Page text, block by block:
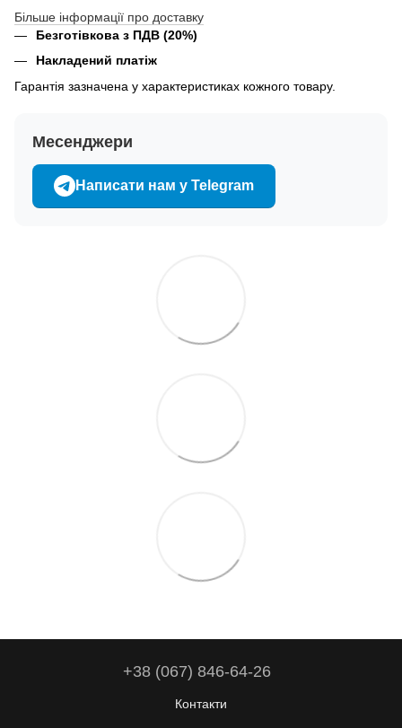
Більше інформації про доставку
Безготівкова з ПДВ (20%)
Накладений платіж
Гарантія зазначена у характеристиках кожного товару.
Месенджери
Написати нам у Telegram
+38 (067) 846-64-26
Контакти